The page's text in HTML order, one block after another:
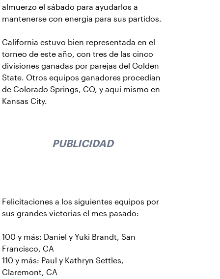
almuerzo el sábado para ayudarlos a
mantenerse con energía para sus partidos.
California estuvo bien representada en el
torneo de este año, con tres de las cinco
divisiones ganadas por parejas del Golden
State. Otros equipos ganadores procedían
de Colorado Springs, CO, y aquí mismo en
Kansas City.
PUBLICIDAD
Felicitaciones a los siguientes equipos por
sus grandes victorias el mes pasado:
100 y más: Daniel y Yuki Brandt, San
Francisco, CA
110 y más: Paul y Kathryn Settles,
Claremont, CA